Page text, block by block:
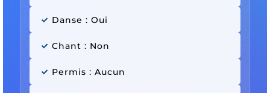
Danse : Oui
Chant : Non
Permis : Aucun